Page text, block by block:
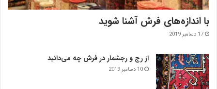
با اندازه‌‌های فرش آشنا شوید
17 دسامبر 2019
از رج و رجشمار در فرش چه می‌دانید
10 دسامبر 2019